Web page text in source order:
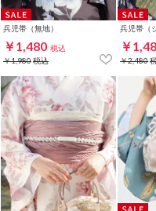
兵児帯（無地）
￥1,480 税込
￥1,980税込
兵児帯（
￥
￥2,480